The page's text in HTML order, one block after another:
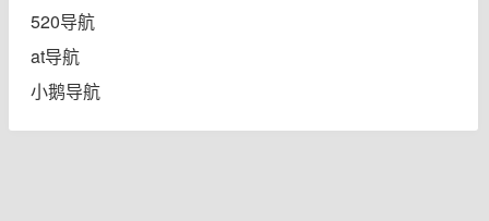
520导航
at导航
小鹅导航